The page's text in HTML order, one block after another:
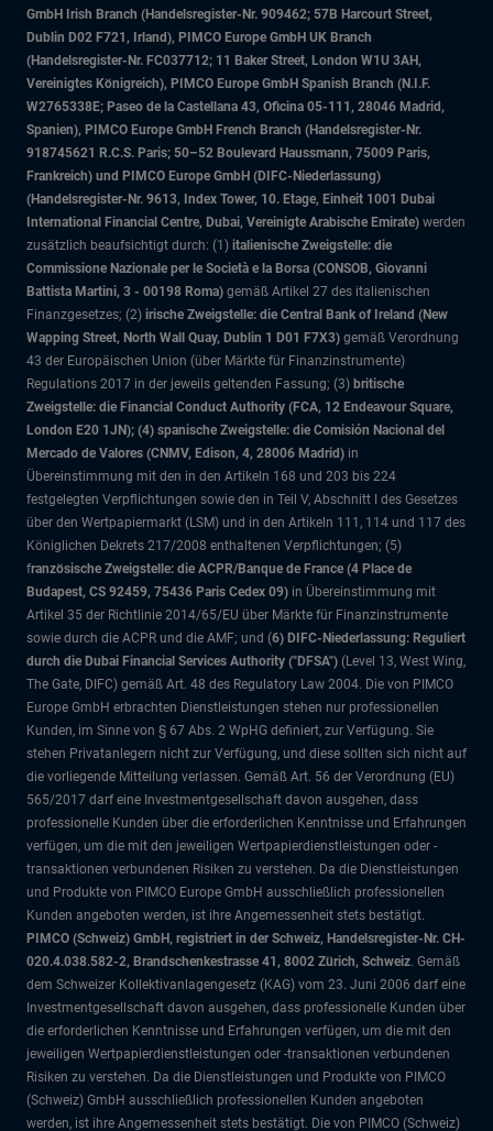
GmbH Irish Branch (Handelsregister-Nr. 909462; 57B Harcourt Street,
Dublin D02 F721, Irland), PIMCO Europe GmbH UK Branch
(Handelsregister-Nr. FC037712; 11 Baker Street, London W1U 3AH,
Vereinigtes Königreich), PIMCO Europe GmbH Spanish Branch (N.I.F.
W2765338E; Paseo de la Castellana 43, Oficina 05-111, 28046 Madrid,
Spanien), PIMCO Europe GmbH French Branch (Handelsregister-Nr.
918745621 R.C.S. Paris; 50–52 Boulevard Haussmann, 75009 Paris,
Frankreich) und PIMCO Europe GmbH (DIFC-Niederlassung)
(Handelsregister-Nr. 9613, Index Tower, 10. Etage, Einheit 1001 Dubai
International Financial Centre, Dubai, Vereinigte Arabische Emirate) werden
zusätzlich beaufsichtigt durch: (1) italienische Zweigstelle: die
Commissione Nazionale per le Società e la Borsa (CONSOB, Giovanni
Battista Martini, 3 - 00198 Roma) gemäß Artikel 27 des italienischen
Finanzgesetzes; (2) irische Zweigstelle: die Central Bank of Ireland (New
Wapping Street, North Wall Quay, Dublin 1 D01 F7X3) gemäß Verordnung
43 der Europäischen Union (über Märkte für Finanzinstrumente)
Regulations 2017 in der jeweils geltenden Fassung; (3) britische
Zweigstelle: die Financial Conduct Authority (FCA, 12 Endeavour Square,
London E20 1JN); (4) spanische Zweigstelle: die Comisión Nacional del
Mercado de Valores (CNMV, Edison, 4, 28006 Madrid) in
Übereinstimmung mit den in den Artikeln 168 und 203 bis 224
festgelegten Verpflichtungen sowie den in Teil V, Abschnitt I des Gesetzes
über den Wertpapiermarkt (LSM) und in den Artikeln 111, 114 und 117 des
Königlichen Dekrets 217/2008 enthaltenen Verpflichtungen; (5)
französische Zweigstelle: die ACPR/Banque de France (4 Place de
Budapest, CS 92459, 75436 Paris Cedex 09) in Übereinstimmung mit
Artikel 35 der Richtlinie 2014/65/EU über Märkte für Finanzinstrumente
sowie durch die ACPR und die AMF; und (6) DIFC-Niederlassung: Reguliert
durch die Dubai Financial Services Authority ("DFSA") (Level 13, West Wing,
The Gate, DIFC) gemäß Art. 48 des Regulatory Law 2004. Die von PIMCO
Europe GmbH erbrachten Dienstleistungen stehen nur professionellen
Kunden, im Sinne von § 67 Abs. 2 WpHG definiert, zur Verfügung. Sie
stehen Privatanlegern nicht zur Verfügung, und diese sollten sich nicht auf
die vorliegende Mitteilung verlassen. Gemäß Art. 56 der Verordnung (EU)
565/2017 darf eine Investmentgesellschaft davon ausgehen, dass
professionelle Kunden über die erforderlichen Kenntnisse und Erfahrungen
verfügen, um die mit den jeweiligen Wertpapierdienstleistungen oder -
transaktionen verbundenen Risiken zu verstehen. Da die Dienstleistungen
und Produkte von PIMCO Europe GmbH ausschließlich professionellen
Kunden angeboten werden, ist ihre Angemessenheit stets bestätigt.
PIMCO (Schweiz) GmbH, registriert in der Schweiz, Handelsregister-Nr. CH-
020.4.038.582-2, Brandschenkestrasse 41, 8002 Zürich, Schweiz. Gemäß
dem Schweizer Kollektivanlagengesetz (KAG) vom 23. Juni 2006 darf eine
Investmentgesellschaft davon ausgehen, dass professionelle Kunden über
die erforderlichen Kenntnisse und Erfahrungen verfügen, um die mit den
jeweiligen Wertpapierdienstleistungen oder -transaktionen verbundenen
Risiken zu verstehen. Da die Dienstleistungen und Produkte von PIMCO
(Schweiz) GmbH ausschließlich professionellen Kunden angeboten
werden, ist ihre Angemessenheit stets bestätigt. Die von PIMCO (Schweiz)